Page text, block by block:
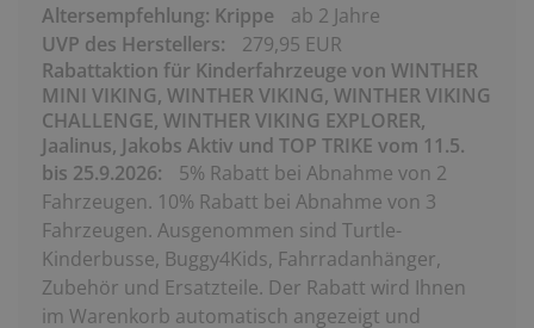
Altersempfehlung: Krippe
ab 2 Jahre
UVP des Herstellers:
279,95 EUR
Rabattaktion für Kinderfahrzeuge von WINTHER
MINI VIKING, WINTHER VIKING, WINTHER VIKING
CHALLENGE, WINTHER VIKING EXPLORER,
Jaalinus, Jakobs Aktiv und TOP TRIKE vom 11.5.
bis 25.9.2026:
5% Rabatt bei Abnahme von 2
Fahrzeugen. 10% Rabatt bei Abnahme von 3
Fahrzeugen. Ausgenommen sind Turtle-
Kinderbusse, Buggy4Kids, Fahrradanhänger,
Zubehör und Ersatzteile. Der Rabatt wird Ihnen
im Warenkorb automatisch angezeigt und